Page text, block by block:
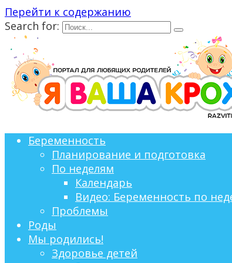
Перейти к содержанию
Search for:
Беременность
Планирование и подготовка
По неделям
Календарь
Видео: Беременность по
Проблемы
Роды
Мы родились!
Здоровье детей